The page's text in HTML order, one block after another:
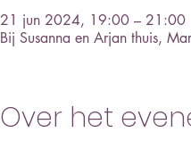
21 jun 2024, 19:00 – 21:00
Bij Susanna en Arjan thuis,
Over het